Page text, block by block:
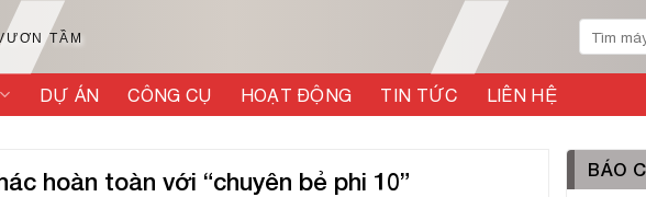
TẦM
DỰ ÁN CÔNG CỤ HOẠT ĐỘNG TIN TỨC LIÊN HỆ
hoàn toàn với “chuyên bẻ phi 10” BÁO